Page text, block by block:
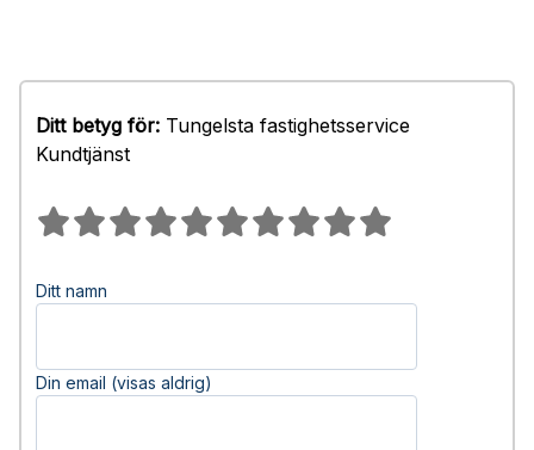
Ditt betyg för: Tungelsta fastighetsservice
Kundtjänst
Ditt namn
Din email (visas aldrig)